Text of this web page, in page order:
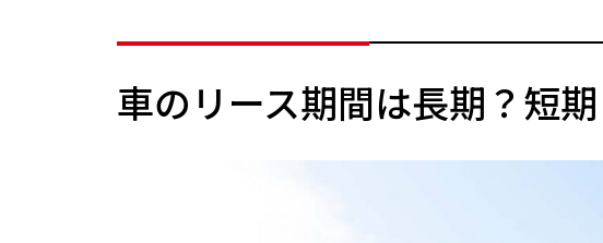
車のリース期間は長期？短